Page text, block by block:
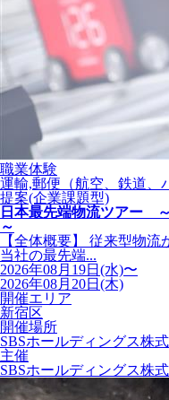
職業体験
運輸,郵便（航空、鉄道、
提案(企業課題型)
日本最先端物流ツアー
～
【全体概要】 従来型物流
当社の最先端...
2026年08月19日(水)〜
2026年08月20日(木)
開催エリア
新宿区
開催場所
SBSホールディングス株
主催
SBSホールディングス株